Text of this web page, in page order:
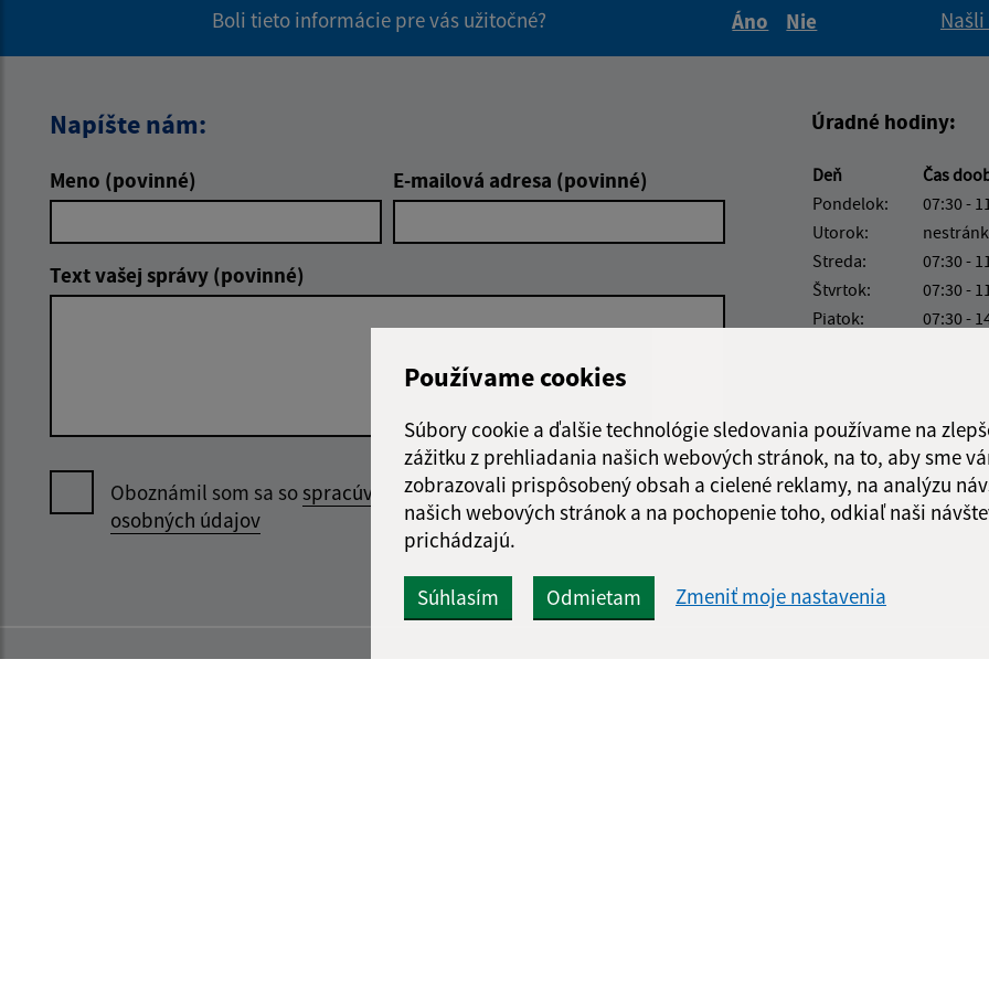
Používame cookies
Súbory cookie a ďalšie technológie sledovania používame na
zážitku z prehliadania našich webových stránok, na to, aby sme
zobrazovali prispôsobený obsah a cielené reklamy, na analýzu
našich webových stránok a na pochopenie toho, odkiaľ naši
prichádzajú.
Súhlasím Odmietam Zmeniť moje nastavenia
Boli tieto informácie pre vás užitočné?
Áno
Nie
Napíšte nám:
Meno (povinné) E-mailová adresa (povinné)
Text vašej správy (povinné)
Oboznámil som sa sospracúvaním
osobných údajov
Google reCaptcha Response
Odoslať správu
Úradné hodiny:
Deň Čas
Pondelok:
07:30 -
Utorok:
Streda:
07:30 -
Štvrtok:
07:30 -
Piatok:
07:30 -